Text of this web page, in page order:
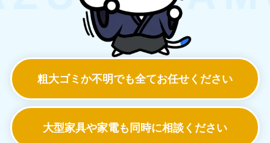
粗大ゴミか不明でも全てお任せください
大型家具や家電も同時に相談ください